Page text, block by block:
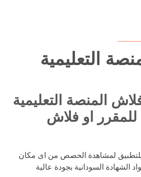
التعليمية
المنصة التعليمية
او فلاش
للتطبيق لمشاهدة الحصص من اى مكان
الشهادة السودانية بجودة عالية